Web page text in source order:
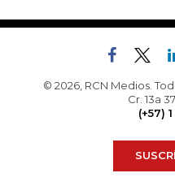
© 2026, RCN Medios.
Cr. 13a
(+57)